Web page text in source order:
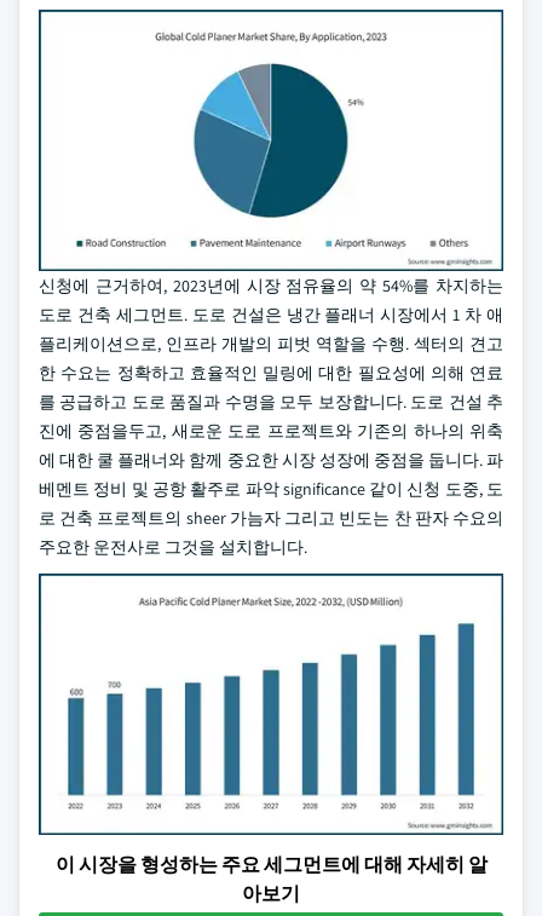
신청에 근거하여, 2023년에 시장 점유율의 약 54%를 차지하는
도로 건축 세그먼트. 도로 건설은 냉간 플래너 시장에서 1 차 애
플리케이션으로, 인프라 개발의 피벗 역할을 수행. 섹터의 견고
한 수요는 정확하고 효율적인 밀링에 대한 필요성에 의해 연료
를 공급하고 도로 품질과 수명을 모두 보장합니다. 도로 건설 추
진에 중점을두고, 새로운 도로 프로젝트와 기존의 하나의 위축
에 대한 쿨 플래너와 함께 중요한 시장 성장에 중점을 둡니다. 파
베멘트 정비 및 공항 활주로 파악 significance 같이 신청 도중, 도
로 건축 프로젝트의 sheer 가늠자 그리고 빈도는 찬 판자 수요의
주요한 운전사로 그것을 설치합니다.
이 시장을 형성하는 주요 세그먼트에 대해 자세히 알
아보기